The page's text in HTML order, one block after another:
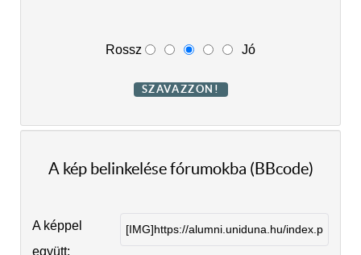
Rossz Jó
A kép belinkelése fórumokba (BBcode)
A képpel
együtt: